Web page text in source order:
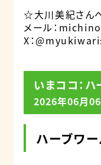
☆大川美紀さん
メール：
X：
いまココ：
2026年06月
ハーブワ